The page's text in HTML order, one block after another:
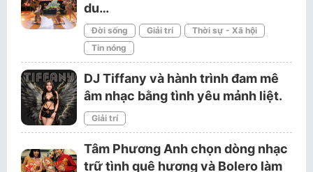
du…
Đời sống Giải trí
Thời sự - Xã hội
Tin nóng
DJ Tiffany và hành trình đam mê
âm nhạc bằng tình yêu mảnh liệt.
Giải trí
Tâm Phương Anh chọn dòng nhạc
trữ tình quê hương và Bolero làm